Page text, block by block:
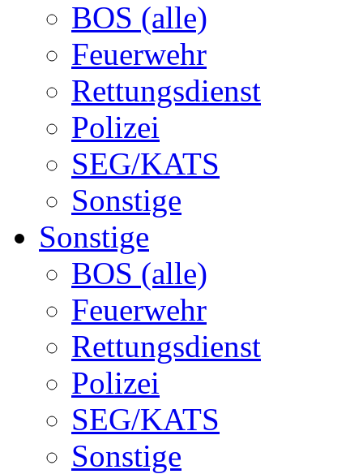
BOS (alle)
Feuerwehr
Rettungsdienst
Polizei
SEG/KATS
Sonstige
Sonstige
BOS (alle)
Feuerwehr
Rettungsdienst
Polizei
SEG/KATS
Sonstige